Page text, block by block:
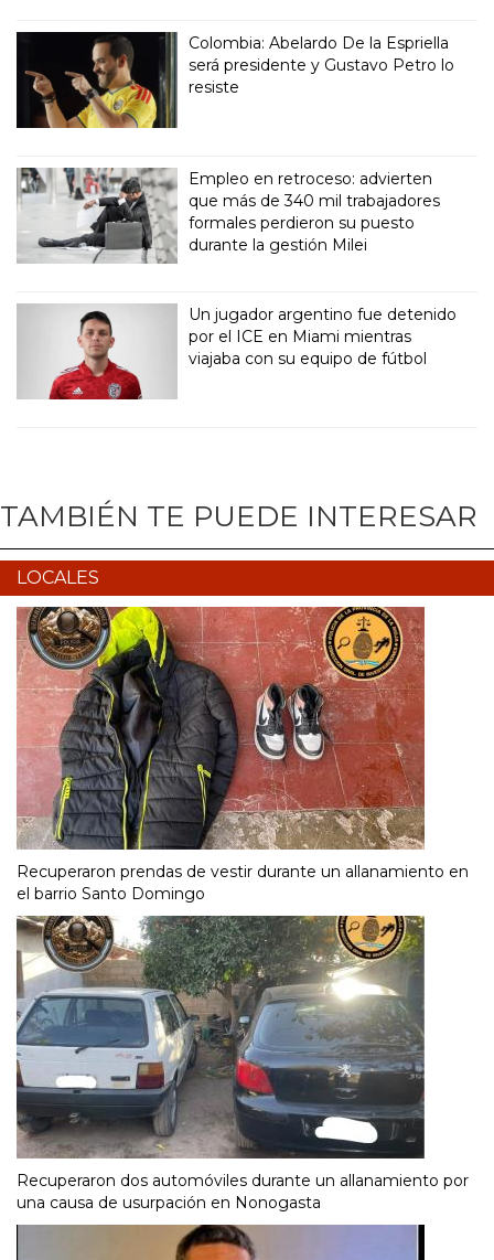
Colombia: Abelardo De la Espriella
será presidente y Gustavo Petro lo
resiste
Empleo en retroceso: advierten
que más de 340 mil trabajadores
formales perdieron su puesto
durante la gestión Milei
Un jugador argentino fue detenido
por el ICE en Miami mientras
viajaba con su equipo de fútbol
TAMBIÉN TE PUEDE INTERESAR
LOCALES
Recuperaron prendas de vestir durante un allanamiento en
el barrio Santo Domingo
Recuperaron dos automóviles durante un allanamiento por
una causa de usurpación en Nonogasta